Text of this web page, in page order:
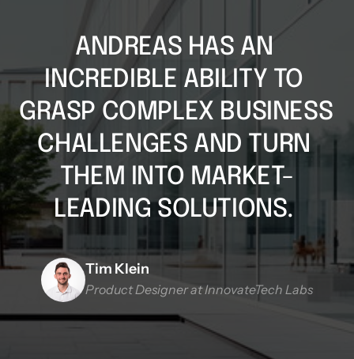
ANDREAS HAS AN
INCREDIBLE ABILITY TO
GRASP COMPLEX BUSINESS
CHALLENGES AND TURN
THEM INTO MARKET-
LEADING SOLUTIONS.
Tim Klein
Product Designer at InnovateTech Labs